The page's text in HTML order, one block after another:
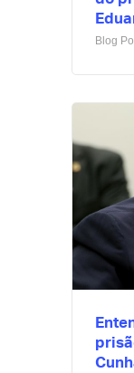
Blog